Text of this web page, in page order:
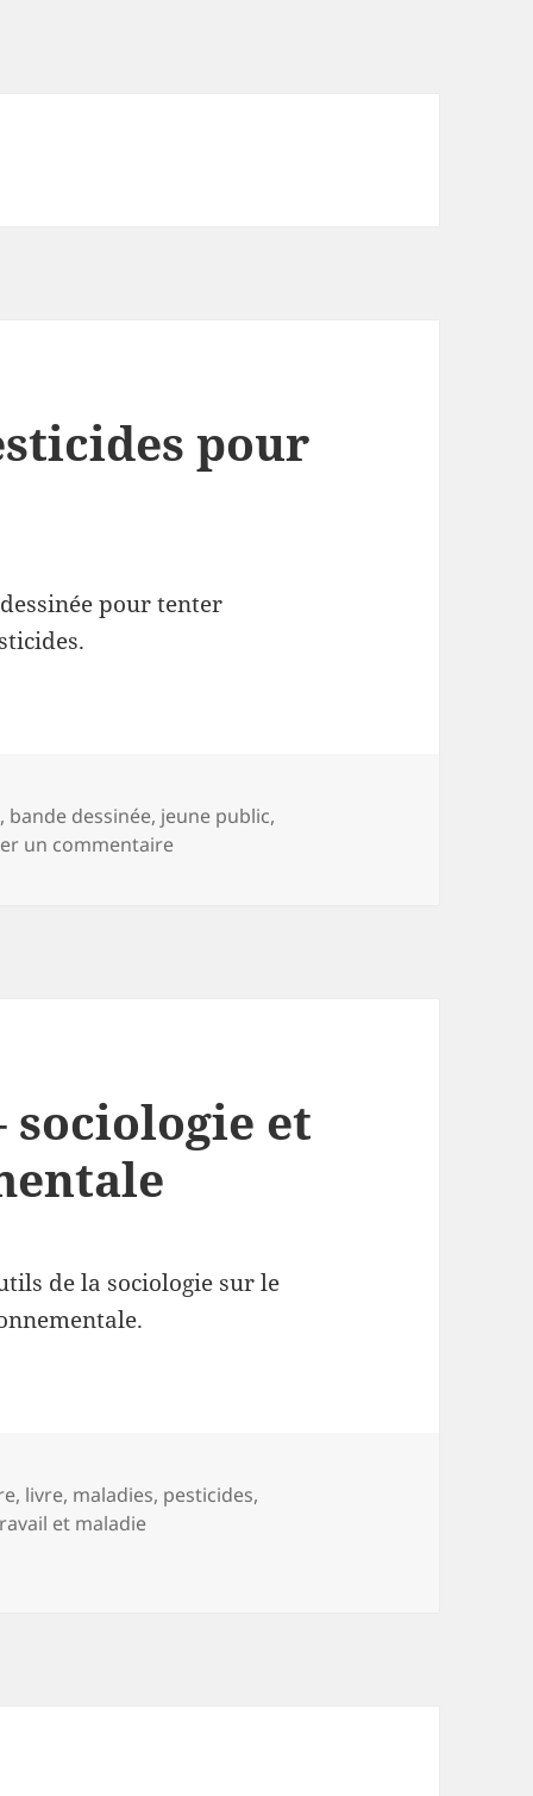
pour
pour tenter
, bande dessinée, jeune public,
un commentairesur Un avenir sans pesticides pour nos
sociologie et
de la sociologie sur le
, livre, maladies, pesticides,
et maladie
– sociologie et santé environnementale